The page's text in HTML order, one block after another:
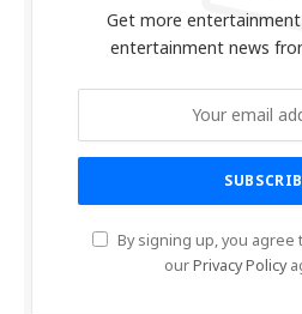
Get more
entertainment news
By signing up, you
ourPrivacy Policy